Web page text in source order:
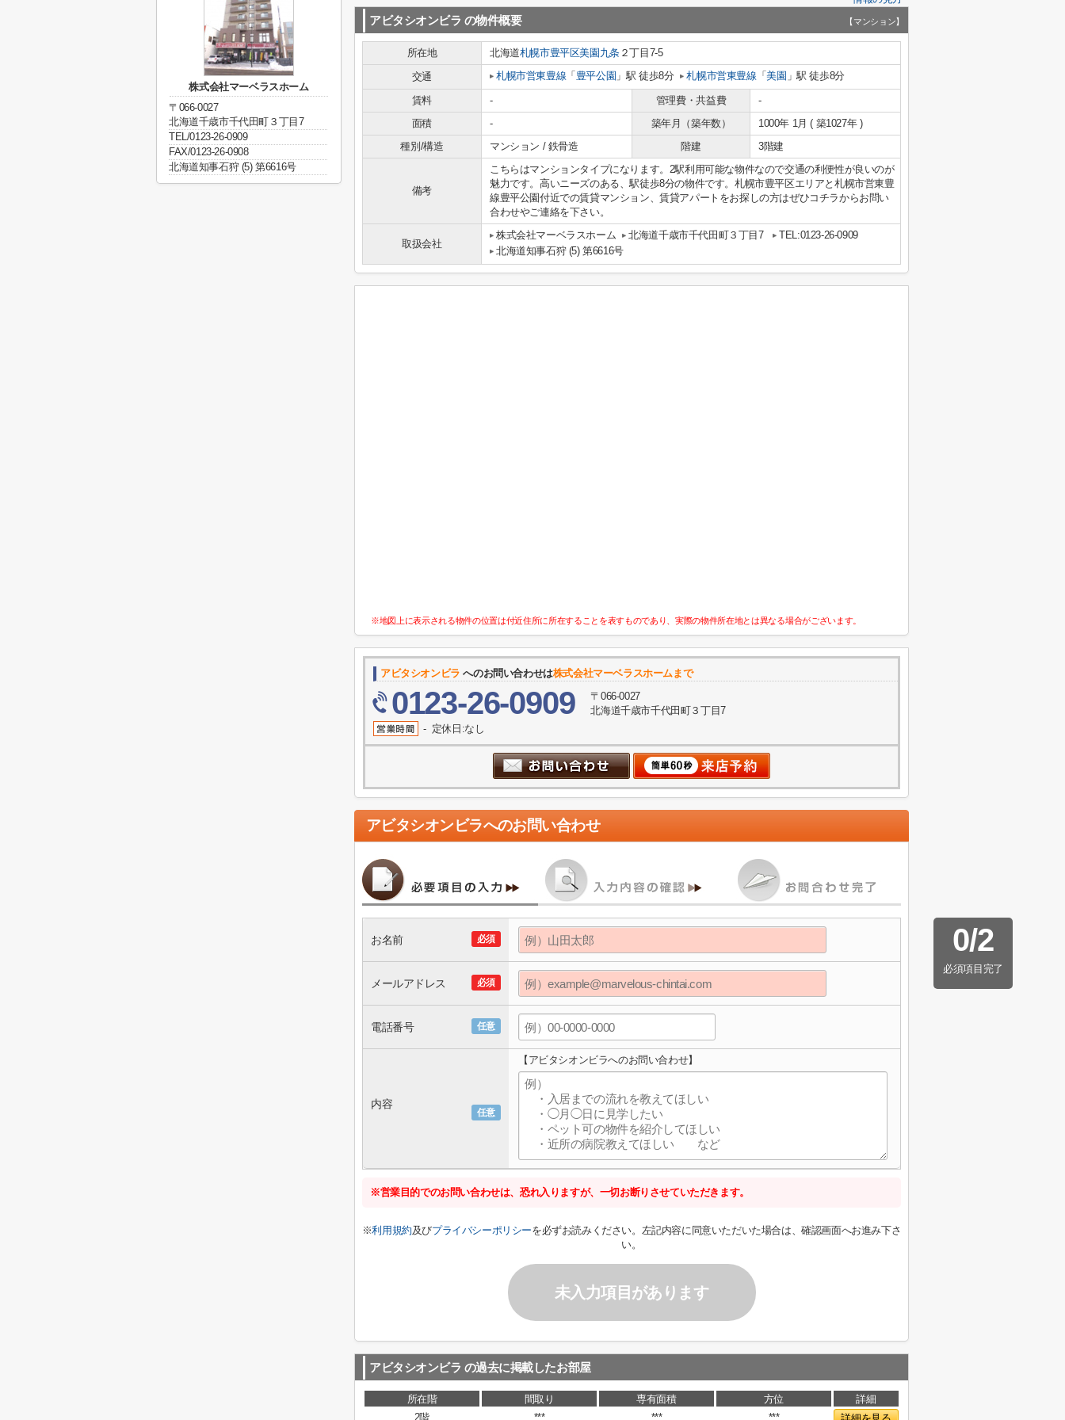
アビタシオンビラ の物件概要 【マンション】
所在地 北海道札幌市豊平区美園九条２丁目7-5
交通
札幌市営東豊線 「 豊平公園 」駅 徒歩8分 札幌市営東豊線 「美園 」駅 徒歩8分
賃料 - 管理費・共益費
-
面積
- 築年月（築年数）
1000年 1月 ( 築1027年 )
種別/構造
マンション / 鉄骨造 階建 3階建
備考
こちらはマンションタイプになります。2駅利用可能な物件なので交通の利便性が良いのが
魅力です。高いニーズのある、駅徒歩8分の物件です。札幌市豊平区エリアと札幌市営東豊
線豊平公園付近での賃貸マンション、賃貸アパートをお探しの方はぜひコチラからお問い
合わせやご連絡を下さい。
取扱会社
​株式会社マーベラスホーム 北海道千歳市千代田町３丁目7
TEL:0123-26-0909
北海道知事石狩 (5) 第6616号
※地図上に表示される物件の位置は付近住所に所在することを表すものであり、実際の物件所在地とは異なる場合がございます。
アビタシオンビラ へのお問い合わせは​株式会社マーベラスホームまで
0123-26-0909
〒066-0027
北海道千歳市千代田町３丁目7
- 定休日:なし
アビタシオンビラへのお問い合わせ
0/2
必須項目完了
必須
お名前
必須
メールアドレス
任意
電話番号
任意
内容
【アビタシオンビラへのお問い合わせ】
※営業目的でのお問い合わせは、恐れ入りますが、一切お断りさせていただきます。
※利用規約及びプライバシーポリシーを必ずお読みください。左記内容に同意いただいた場合は、確認画面へお進み下さ
い。
未入力項目があります
アビタシオンビラ の過去に掲載したお部屋
所在階 間取り 専有面積 方位
詳細
2階
*** *** ***
​株式会社マーベラスホーム
〒066-0027
北海道千歳市千代田町３丁目7
TEL/0123-26-0909
FAX/0123-26-0908
北海道知事石狩 (5) 第6616号